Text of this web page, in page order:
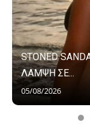
STONED
ΛΑΜΨΗ ΣΕ...
05/08/2026